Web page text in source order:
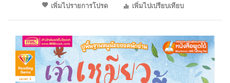
เพิ่มไปรายการโปรด
เพิ่มไปเปรียบเทียบ